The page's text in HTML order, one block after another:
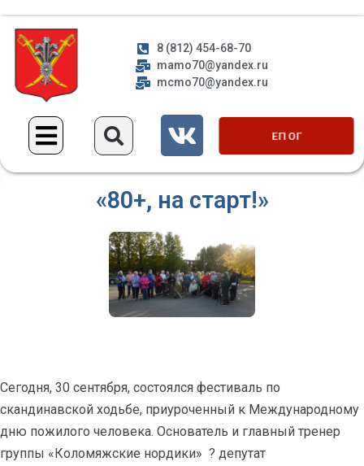
8 (812) 454-68-70
mamo70@yandex.ru
mcmo70@yandex.ru
ЕП ОГ
«80+, на старт!»
Сегодня, 30 сентября, состоялся фестиваль по
скандинавской ходьбе, приуроченный к Международному
дню пожилого человека. Основатель и главный тренер
группы «Коломяжские нордики» ? депутат